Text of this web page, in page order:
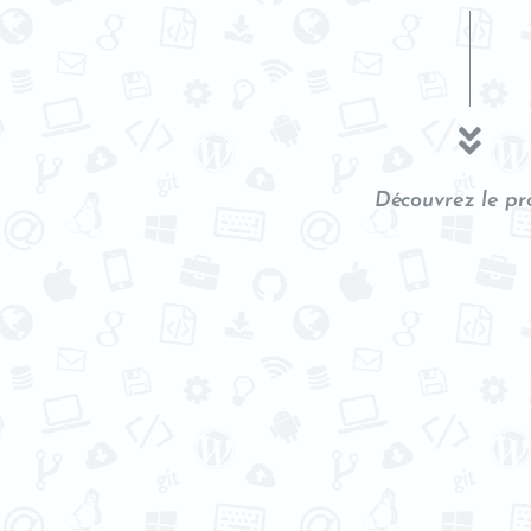
Découvrez le